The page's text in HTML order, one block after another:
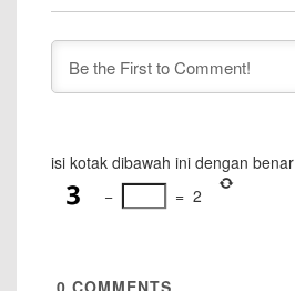
isi kotak dibawah ini dengan benar
−
= 2
0 COMMENTS